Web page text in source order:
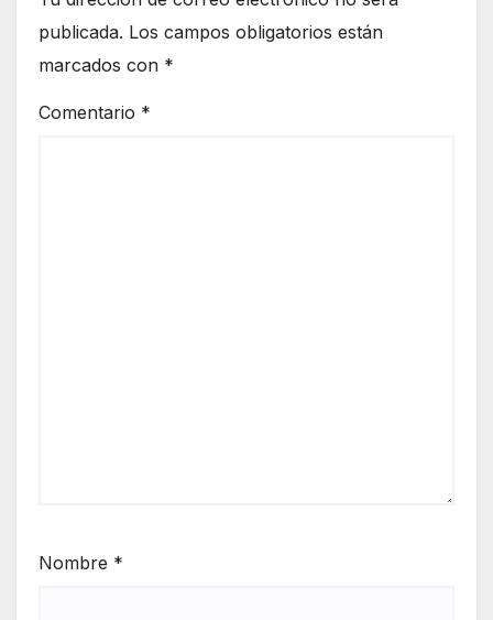
publicada. Los campos obligatorios están
marcados con *
Comentario *
Nombre *